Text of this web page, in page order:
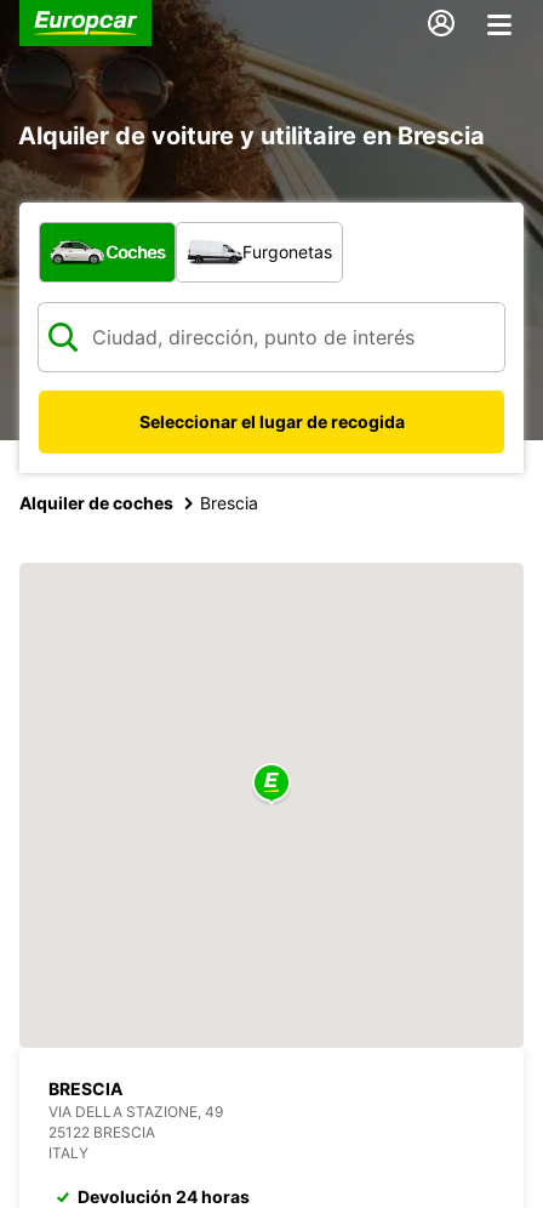
Alquiler de voiture y utilitaire en Brescia
¿Qué tipo de vehículo?
Coches Furgonetas
Seleccionar el lugar de recogida
Alquiler de coches Brescia
BRESCIA
VIA DELLA STAZIONE, 49
25122 BRESCIA
ITALY
Devolución 24 horas